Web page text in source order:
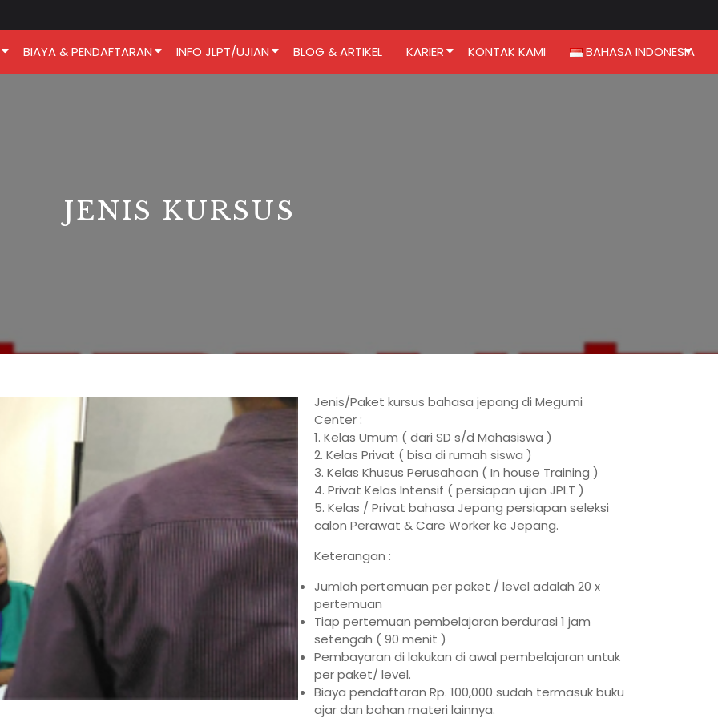
BIAYA & PENDAFTARAN INFO JLPT/UJIAN BLOG & ARTIKEL KARIER KONTAK KAMI BAHASA INDONESIA
JENIS KURSUS
Jenis/Paket kursus bahasa jepang di Megumi
Center :
1. Kelas Umum ( dari SD s/d Mahasiswa )
2. Kelas Privat ( bisa di rumah siswa )
3. Kelas Khusus Perusahaan ( In house Training )
4. Privat Kelas Intensif ( persiapan ujian JPLT )
5. Kelas / Privat bahasa Jepang persiapan seleksi
calon Perawat & Care Worker ke Jepang.
Keterangan :
Jumlah pertemuan per paket / level adalah 20 x
pertemuan
Tiap pertemuan pembelajaran berdurasi 1 jam
setengah ( 90 menit )
Pembayaran di lakukan di awal pembelajaran untuk
per paket/ level.
Biaya pendaftaran Rp. 100,000 sudah termasuk buku
ajar dan bahan materi lainnya.